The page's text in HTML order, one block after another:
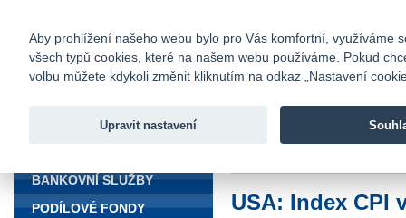
Fio banka
Fio banka
USA: Index CPI
BANKOVNÍ SLUŽBY
PODÍLOVÉ FONDY
Aby prohlížení našeho webu bylo pro Vás komfortní, využíváme
všech typů cookies, které na našem webu používáme. Pokud
volbu můžete kdykoli změnit kliknutím na odkaz „Nastavení
Upravit nastavení